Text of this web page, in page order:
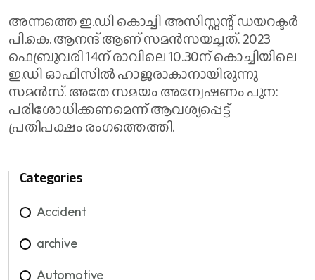
അന്നത്തെ ഇ.ഡി കൊച്ചി അസിസ്റ്റന്റ് ഡയറക്ടർ
പി.കെ. ആനന്ദ് ആണ് സമൻസയച്ചത്. 2023
ഫെബ്രുവരി 14ന് രാവിലെ 10.30ന് കൊച്ചിയിലെ
ഇ.ഡി ഓഫിസിൽ ഹാജരാകാനായിരുന്നു
സമൻസ്. അതേ സമയം അന്വേഷണം പുന:
പരിശോധിക്കണമെന്ന് ആവശ്യപ്പെട്ട്
പ്രതിപക്ഷം രം​ഗത്തെത്തി.
Categories
Accident
archive
Automotive